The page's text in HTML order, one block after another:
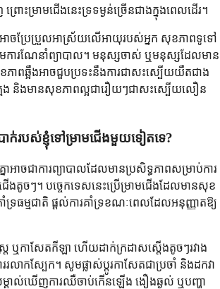
ះម្រាមជើងនេះទ្រទម្ងន់ច្រើនជាងក្នុងពេលដើរ។
ាចប្រែប្រួលអាស្រ័យលើអាយុរបស់អ្នក សុខភាពទូទៅ
មការណែនាំព្យាបាល។ មនុស្សចាស់ ឬមនុស្សដែលមាន
ពឆ្អឹងអាចជួបប្រទះនឹងការជាសះស្បើយយឺតជាង
និងមានសុខភាពល្អជារឿយៗជាសះស្បើយលឿន
ាក់របស់ខ្ញុំទៅម្រាមជើងមួយទៀតទេ?
ាអាចជាការព្យាបាលដែលមានប្រសិទ្ធភាពសម្រាប់ការ
ើងតូចៗ។ បច្ចេកទេសនេះប្រើម្រាមជើងដែលមានសុខ
គាំទ្រធម្មជាតិ ផ្តល់ការគាំទ្រខណៈពេលដែលអនុញ្ញាតឱ្យ
រ្ត ឬកាសែតកីឡា ហើយដាក់ក្រដាសស្តើងតូចៗរវាង
ររលាកស្បែក។ សូមផ្លាស់ប្តូរកាសែតជាប្រចាំ និងដកវា
គាល់ឃើញការឈឺចាប់កើនឡើង ងឿងឆ្ងល់ ឬបញ្ហា